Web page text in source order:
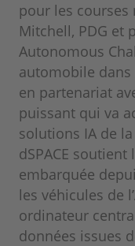
pour les courses
Mitchell, PDG et
Autonomous
automobile dans
en partenariat
puissant qui va
solutions IA de
dSPACE soutient
embarquée
les véhicules de
ordinateur
données issues